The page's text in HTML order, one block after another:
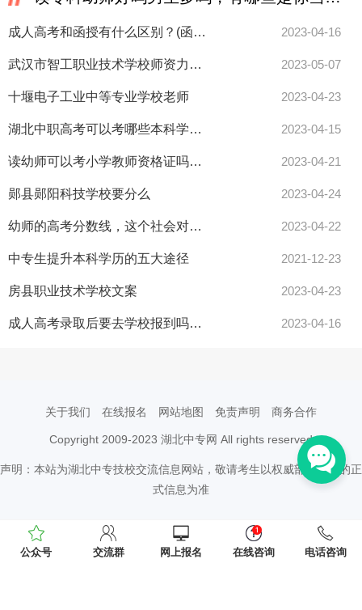
成人高考和函授有什么区别？(函授本科用处大不大) 2023-04-16
武汉市智工职业技术学校师资力量怎么样 2023-05-07
十堰电子工业中等专业学校老师 2023-04-23
湖北中职高考可以考哪些本科学校(中专升本科最快要几年) 2023-04-15
读幼师可以考小学教师资格证吗，想自考教资考小学还是幼师的容易一点？ 2023-04-21
郧县郧阳科技学校要分么 2023-04-24
幼师的高考分数线，这个社会对幼师到底有多少偏见？ 2023-04-22
中专生提升本科学历的五大途径 2021-12-23
房县职业技术学校文案 2023-04-23
成人高考录取后要去学校报到吗？(成考录取后需要本人去学校报到吗) 2023-04-16
关于我们 在线报名 网站地图 免责声明 商务合作
Copyright 2009-2023 湖北中专网 All rights reserved
声明：本站为湖北中专技校交流信息网站，敬请考生以权威部门公布的正
式信息为准
公众号 交流群 网上报名 在线咨询 电话咨询